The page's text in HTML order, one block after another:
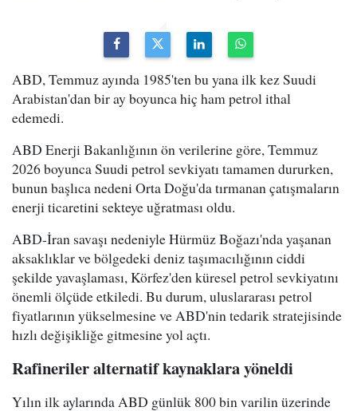
ABD, Temmuz ayında 1985'ten bu yana ilk kez Suudi
Arabistan'dan bir ay boyunca hiç ham petrol ithal
edemedi.
ABD Enerji Bakanlığının ön verilerine göre, Temmuz
2026 boyunca Suudi petrol sevkiyatı tamamen dururken,
bunun başlıca nedeni Orta Doğu'da tırmanan çatışmaların
enerji ticaretini sekteye uğratması oldu.
ABD-İran savaşı nedeniyle Hürmüz Boğazı'nda yaşanan
aksaklıklar ve bölgedeki deniz taşımacılığının ciddi
şekilde yavaşlaması, Körfez'den küresel petrol sevkiyatını
önemli ölçüde etkiledi. Bu durum, uluslararası petrol
fiyatlarının yükselmesine ve ABD'nin tedarik stratejisinde
hızlı değişikliğe gitmesine yol açtı.
Rafineriler alternatif kaynaklara yöneldi
Yılın ilk aylarında ABD günlük 800 bin varilin üzerinde